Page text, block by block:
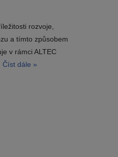
rozvoje,
a tímto způsobem
v rámci ALTEC
Číst dále »